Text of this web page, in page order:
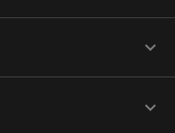
keyboard_arrow_down
